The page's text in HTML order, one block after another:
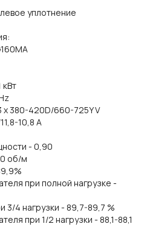
уплотнение
380-420D/660-725Y V
10,8 A
- 0,90
об/м
при полной нагрузке -
3/4 нагрузки - 89,7-89,7 %
при 1/2 нагрузки - 88,1-88,1